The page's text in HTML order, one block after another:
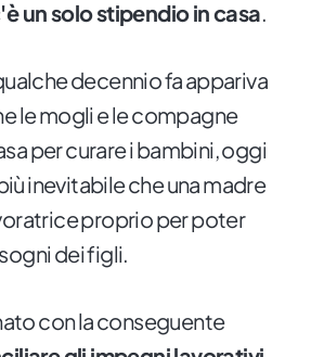
un solo stipendio in casa.
decennio fa appariva
le mogli e le compagne
per curare i bambini, oggi
inevitabile che una madre
proprio per poter
dei figli.
con la conseguente